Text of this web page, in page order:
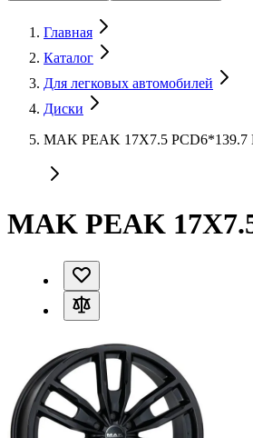
Главная
Каталог
Для легковых автомобилей
Диски
MAK PEAK 17X7.5
MAK PEAK